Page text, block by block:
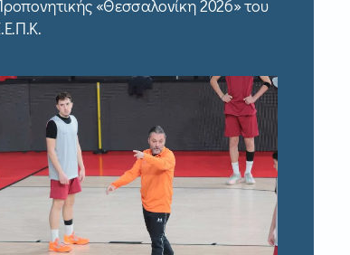
«Θεσσαλονίκη 2026» του